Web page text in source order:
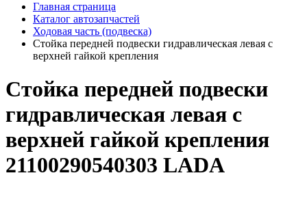
Главная страница
Каталог автозапчастей
Ходовая часть (подвеска)
Стойка передней подвески гидравлическая левая с
верхней гайкой крепления
Стойка передней подвески
гидравлическая левая с
верхней гайкой крепления
21100290540303 LADA